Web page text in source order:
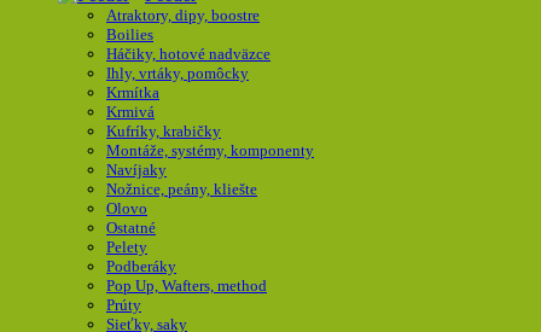
Atraktory, dipy, boostre
Boilies
Háčiky, hotové nadväzce
Ihly, vrtáky, pomôcky
Krmítka
Krmivá
Kufríky, krabičky
Montáže, systémy, komponenty
Navíjaky
Nožnice, peány, kliešte
Olovo
Ostatné
Pelety
Podberáky
Pop Up, Wafters, method
Prúty
Sieťky, saky